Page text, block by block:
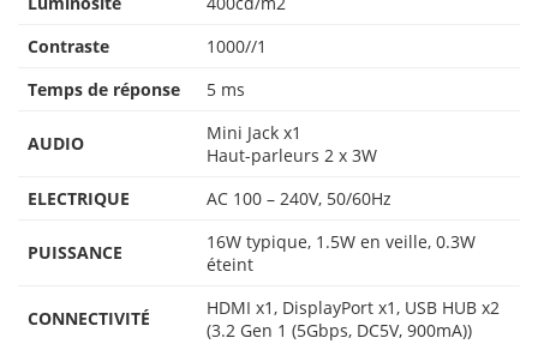
Contraste
1000//1
Temps de réponse
5 ms
AUDIO
Mini Jack x1
Haut-parleurs 2 x 3W
ELECTRIQUE
AC 100 – 240V, 50/60Hz
PUISSANCE
16W typique, 1.5W en veille, 0.3W
éteint
CONNECTIVITÉ
HDMI x1, DisplayPort x1, USB HUB x2
(3.2 Gen 1 (5Gbps, DC5V, 900mA))